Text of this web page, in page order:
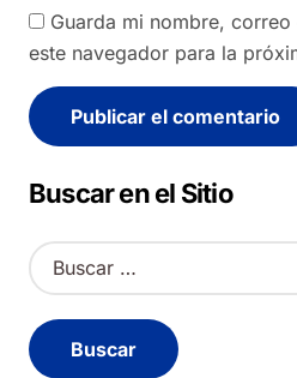
Guarda mi nombre,
este navegador para la
Buscar en el Sitio
B
u
c
a